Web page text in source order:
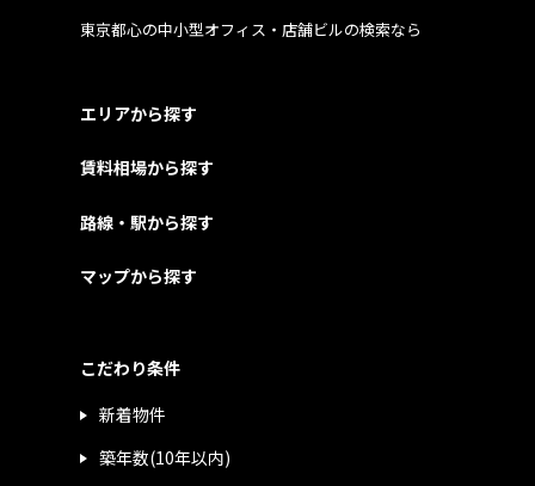
東京都心の中小型オフィス・店舗ビルの検索なら
エリアから探す
賃料相場から探す
路線・駅から探す
マップから探す
こだわり条件
新着物件
築年数(10年以内)